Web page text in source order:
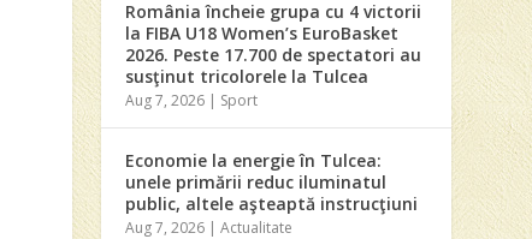
România încheie grupa cu 4 victorii
la FIBA U18 Women’s EuroBasket
2026. Peste 17.700 de spectatori au
susţinut tricolorele la Tulcea
Aug 7, 2026 | Sport
Economie la energie în Tulcea:
unele primării reduc iluminatul
public, altele aşteaptă instrucţiuni
Aug 7, 2026 |Actualitate